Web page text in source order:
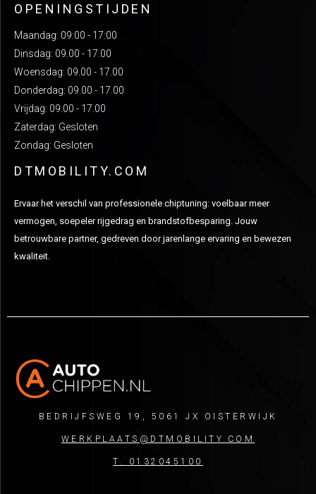
OPENINGSTIJDEN
Maandag: 09:00 - 17:00
Dinsdag: 09.00 - 17.00
Woensdag: 09.00 - 17.00
Donderdag: 09.00 - 17.00
Vrijdag: 09.00 - 17.00
Zaterdag: Gesloten
Zondag: Gesloten
DTMOBILITY.COM
Ervaar het verschil van professionele chiptuning: voelbaar meer
vermogen, soepeler rijgedrag en brandstofbesparing. Jouw
betrouwbare partner, gedreven door jarenlange ervaring en bewezen
kwaliteit.
BEDRIJFSWEG 19, 5061 JX OISTERWIJK
WERKPLAATS@DTMOBILITY.COM
T. 0132045100